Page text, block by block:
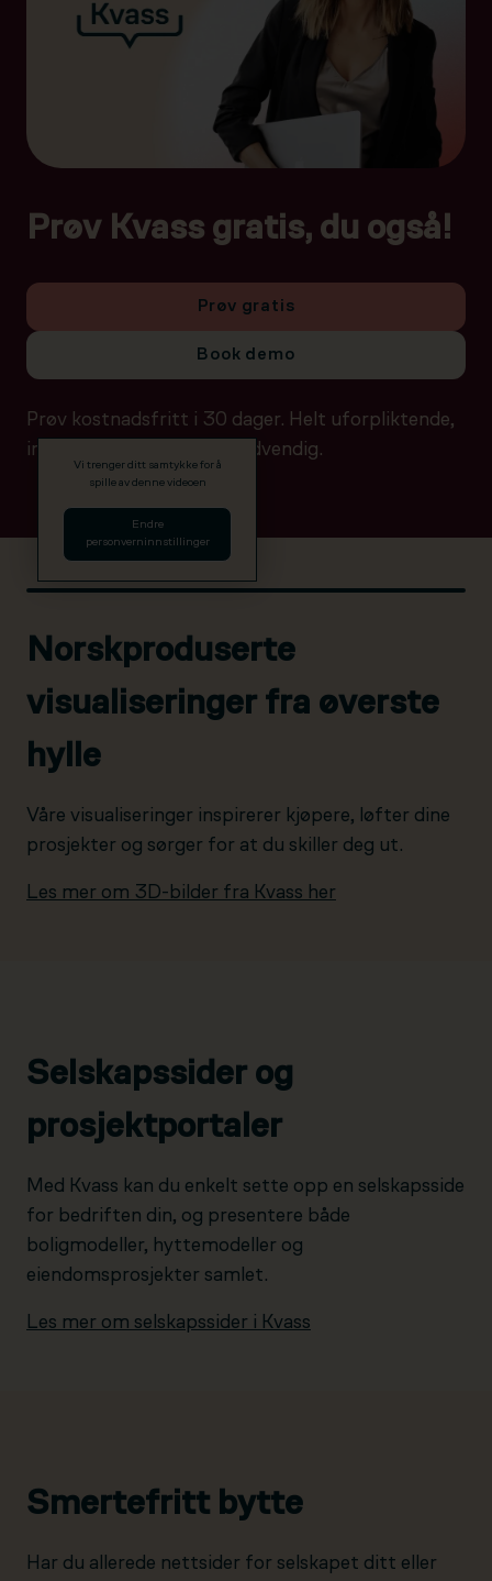
Prøv Kvass gratis, du også!
Prøv gratis
Book demo
Prøv kostnadsfritt i 30 dager. Helt uforpliktende,
ingen betalingsdetaljer nødvendig.
Vi trenger ditt samtykke for å
spille av denne videoen
Endre
personverninnstillinger
Norskproduserte
visualiseringer fra øverste
hylle
Våre visualiseringer inspirerer kjøpere, løfter dine
prosjekter og sørger for at du skiller deg ut.
Les mer om 3D-bilder fra Kvass her
Selskapssider og
prosjektportaler
Med Kvass kan du enkelt sette opp en selskapsside
for bedriften din, og presentere både
boligmodeller, hyttemodeller og
eiendomsprosjekter samlet.
Les mer om selskapssider i Kvass
Smertefritt bytte
Har du allerede nettsider for selskapet ditt eller